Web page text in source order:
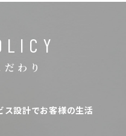
わり
ス設計でお客様の生活